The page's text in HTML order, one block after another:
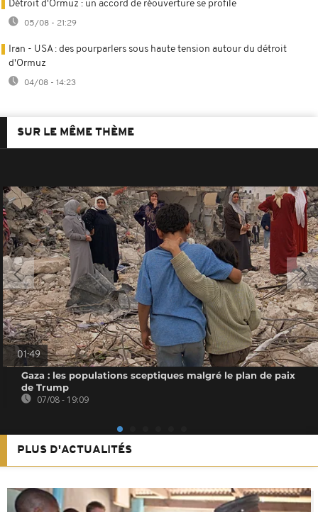
Détroit d'Ormuz : un accord de réouverture se profile
05/08 - 21:29
Iran - USA : des pourparlers sous haute tension autour du détroit
d'Ormuz
04/08 - 14:23
SUR LE MÊME THÈME
01:49
Gaza : les populations sceptiques malgré le plan de paix
de Trump
07/08 - 19:09
PLUS D'ACTUALITÉS